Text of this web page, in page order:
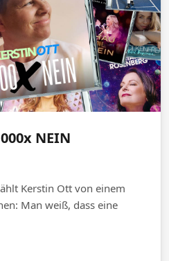
NEIN
Kerstin Ott von einem
Man weiß, dass eine